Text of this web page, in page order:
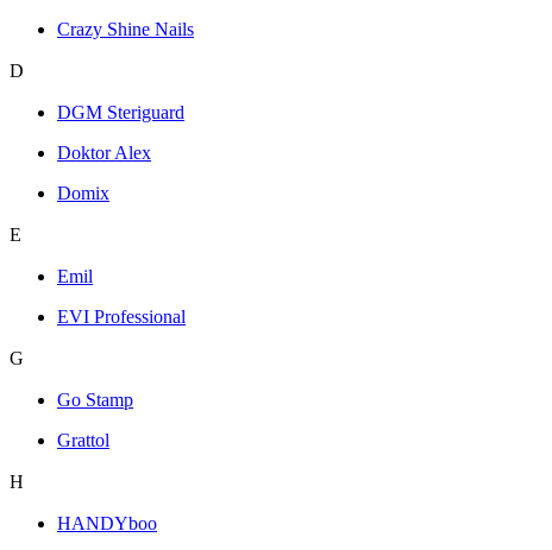
Crazy Shine Nails
D
DGM Steriguard
Doktor Alex
Domix
E
Emil
EVI Professional
G
Go Stamp
Grattol
H
HANDYboo